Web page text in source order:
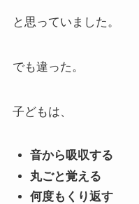
と思っていました。
でも違った。
子どもは、
音から吸収する
丸ごと覚える
何度もくり返す